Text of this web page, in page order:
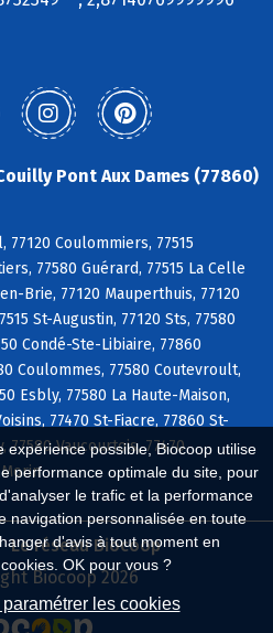
possible, Biocoop utilise
performance optimale du site, pour
le trafic et la performance
navigation personnalisée en toute
d'avis à tout moment en
OK pour vous ?
les cookies
Pont Aux Dames (77860)
77120 Coulommiers, 77515
77580 Guérard, 77515 La Celle
Brie, 77120 Mauperthuis, 77120
St-Augustin, 77120 Sts, 77580
Condé-Ste-Libiaire, 77860
Coulommes, 77580 Coutevroult,
Esbly, 77580 La Haute-Maison,
77470 St-Fiacre, 77860 St-
77580 Vaucourtois, 77470
Le réseau Biocoop
Biocoop 2026